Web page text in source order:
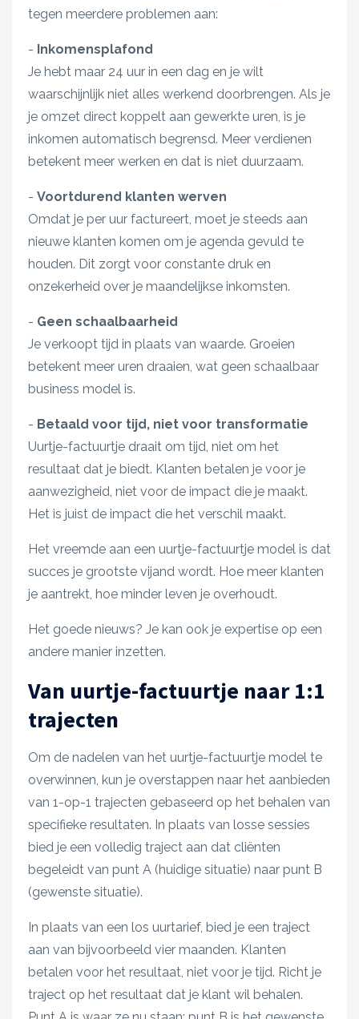
tegen meerdere problemen aan:
- Inkomensplafond
Je hebt maar 24 uur in een dag en je wilt
waarschijnlijk niet alles werkend doorbrengen. Als je
je omzet direct koppelt aan gewerkte uren, is je
inkomen automatisch begrensd. Meer verdienen
betekent meer werken en dat is niet duurzaam.
- Voortdurend klanten werven
Omdat je per uur factureert, moet je steeds aan
nieuwe klanten komen om je agenda gevuld te
houden. Dit zorgt voor constante druk en
onzekerheid over je maandelijkse inkomsten.
- Geen schaalbaarheid
Je verkoopt tijd in plaats van waarde. Groeien
betekent meer uren draaien, wat geen schaalbaar
business model is.
- Betaald voor tijd, niet voor transformatie
Uurtje-factuurtje draait om tijd, niet om het
resultaat dat je biedt. Klanten betalen je voor je
aanwezigheid, niet voor de impact die je maakt.
Het is juist de impact die het verschil maakt.
Het vreemde aan een uurtje-factuurtje model is dat
succes je grootste vijand wordt. Hoe meer klanten
je aantrekt, hoe minder leven je overhoudt.
Het goede nieuws? Je kan ook je expertise op een
andere manier inzetten.
Van uurtje-factuurtje naar 1:1
trajecten
Om de nadelen van het uurtje-factuurtje model te
overwinnen, kun je overstappen naar het aanbieden
van 1-op-1 trajecten gebaseerd op het behalen van
specifieke resultaten. In plaats van losse sessies
bied je een volledig traject aan dat cliënten
begeleidt van punt A (huidige situatie) naar punt B
(gewenste situatie).​
In plaats van een los uurtarief, bied je een traject
aan van bijvoorbeeld vier maanden. Klanten
betalen voor het resultaat, niet voor je tijd. Richt je
traject op het resultaat dat je klant wil behalen.